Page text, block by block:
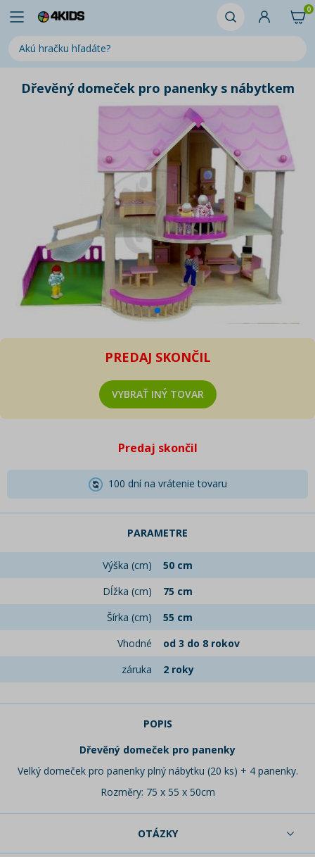
0
Dřevěný domeček pro panenky s nábytkem
PREDAJ SKONČIL
VYBRAŤ INÝ TOVAR
Predaj skončil
100 dní na vrátenie tovaru
PARAMETRE
Výška (cm)
50 cm
Dĺžka (cm)
75 cm
Šírka (cm)
55 cm
Vhodné
od 3 do 8 rokov
záruka
2 roky
POPIS
Dřevěný domeček pro panenky
Velký domeček pro panenky plný nábytku (20 ks) + 4 panenky.
Rozměry: 75 x 55 x 50cm
OTÁZKY